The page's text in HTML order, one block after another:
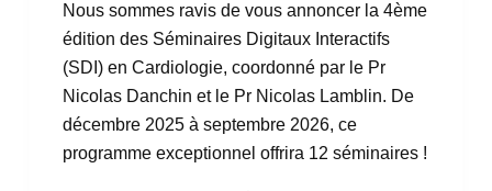
Nous sommes ravis de vous annoncer la 4ème
édition des Séminaires Digitaux Interactifs
(SDI) en Cardiologie, coordonné par le Pr
Nicolas Danchin et le Pr Nicolas Lamblin. De
décembre 2025 à septembre 2026, ce
programme exceptionnel offrira 12 séminaires !